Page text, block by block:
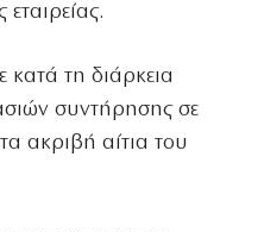
τη διάρκεια
συντήρησης σε
ακριβή αίτια του